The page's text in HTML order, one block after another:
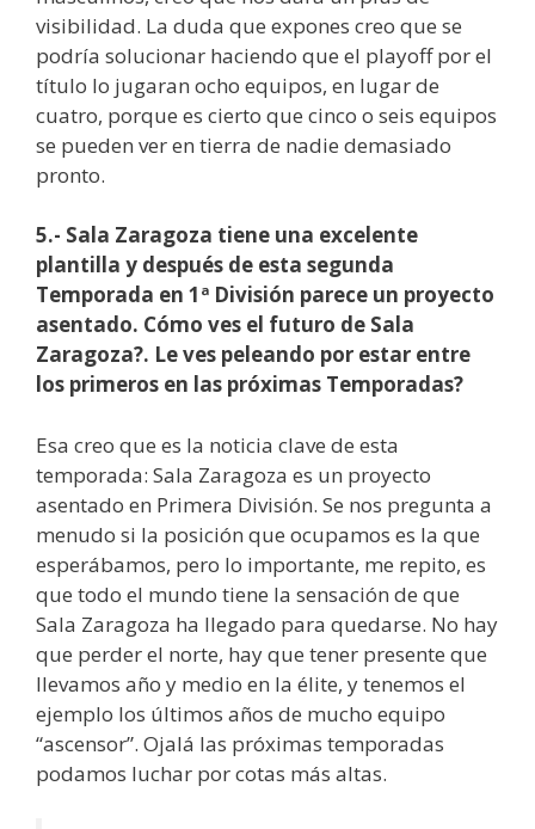
visibilidad. La duda que expones creo que se
podría solucionar haciendo que el playoff por el
título lo jugaran ocho equipos, en lugar de
cuatro, porque es cierto que cinco o seis equipos
se pueden ver en tierra de nadie demasiado
pronto.
5.- Sala Zaragoza tiene una excelente
plantilla y después de esta segunda
Temporada en 1ª División parece un proyecto
asentado. Cómo ves el futuro de Sala
Zaragoza?. Le ves peleando por estar entre
los primeros en las próximas Temporadas?
Esa creo que es la noticia clave de esta
temporada: Sala Zaragoza es un proyecto
asentado en Primera División. Se nos pregunta a
menudo si la posición que ocupamos es la que
esperábamos, pero lo importante, me repito, es
que todo el mundo tiene la sensación de que
Sala Zaragoza ha llegado para quedarse. No hay
que perder el norte, hay que tener presente que
llevamos año y medio en la élite, y tenemos el
ejemplo los últimos años de mucho equipo
“ascensor”. Ojalá las próximas temporadas
podamos luchar por cotas más altas.